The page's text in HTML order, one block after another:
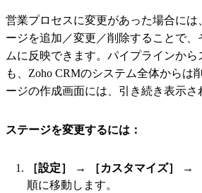
営業プロセスに変更があった場合には
ージを追加／変更／削除することで
ムに反映できます。パイプラインから
も、Zoho CRMのシステム全体からは
ージの作成画面には、引き続き表示さ
ステージを変更するには：
［設定］ → ［カスタマイズ］ →
順に移動します。